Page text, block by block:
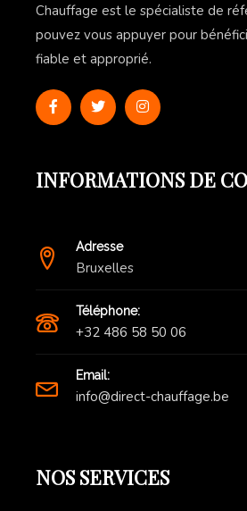
Chauffage est le spécialiste de
pouvez vous appuyer pour
fiable et approprié.
INFORMATIONS DE
Adresse
Bruxelles
Téléphone:
+32 486 58 50 06
Email:
info@direct-chauffage.be
NOS SERVICES